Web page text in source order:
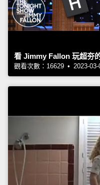
看 Jimmy Fallon 玩超夯
觀看次數：16629 • 2023-03-